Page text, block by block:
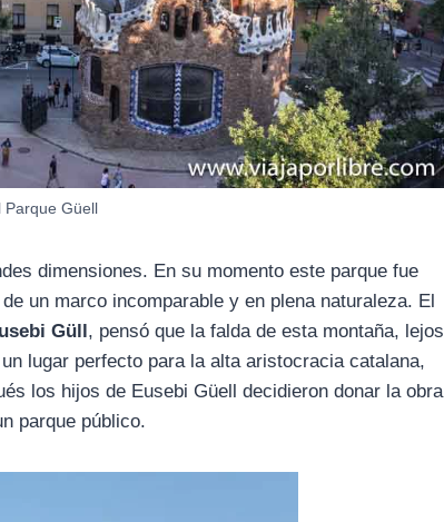
Güell
dimensiones. En su momento este parque fue
un marco incomparable y en plena naturaleza. El
Güll, pensó que la falda de esta montaña, lejos
lugar perfecto para la alta aristocracia catalana,
los hijos de Eusebi Güell decidieron donar la obra
parque público.